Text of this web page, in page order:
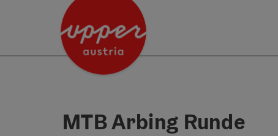
Accesskey
Accesskey
MTB Arbing Runde